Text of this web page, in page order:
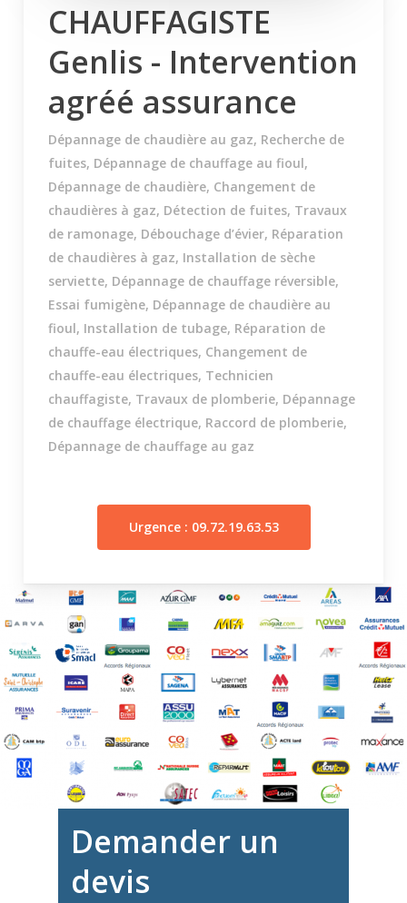
CHAUFFAGISTE
Genlis - Intervention
agréé assurance
Dépannage de chaudière au gaz, Recherche de
fuites, Dépannage de chauffage au fioul,
Dépannage de chaudière, Changement de
chaudières à gaz, Détection de fuites, Travaux
de ramonage, Débouchage d’évier, Réparation
de chaudières à gaz, Installation de sèche
serviette, Dépannage de chauffage réversible,
Essai fumigène, Dépannage de chaudière au
fioul, Installation de tubage, Réparation de
chauffe-eau électriques, Changement de
chauffe-eau électriques, Technicien
chauffagiste, Travaux de plomberie, Dépannage
de chauffage électrique, Raccord de plomberie,
Dépannage de chauffage au gaz
Urgence : 09.72.19.63.53
Demander un
devis